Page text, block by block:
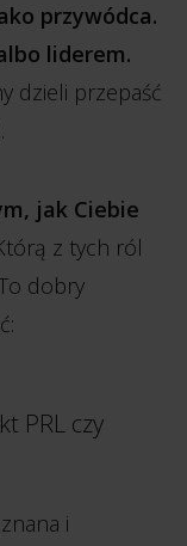
przywódca.
liderem.
dzieli przepaść
jak Ciebie
z tych ról
dobry
PRL czy
i